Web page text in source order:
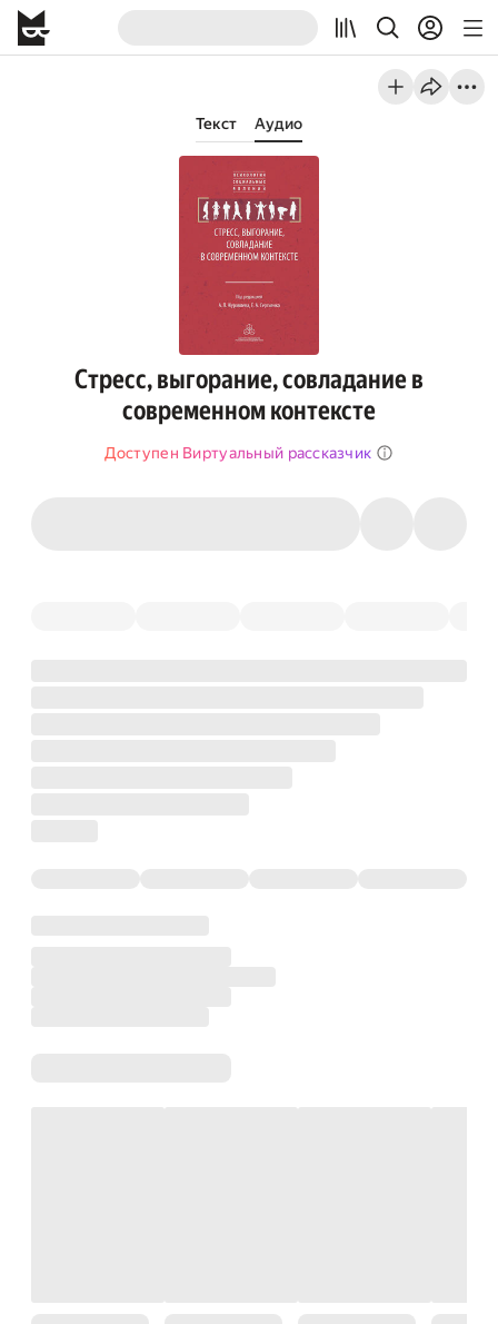
Текст Аудио
Стресс, выгорание, совладание в
современном контексте
Доступен Виртуальный рассказчик